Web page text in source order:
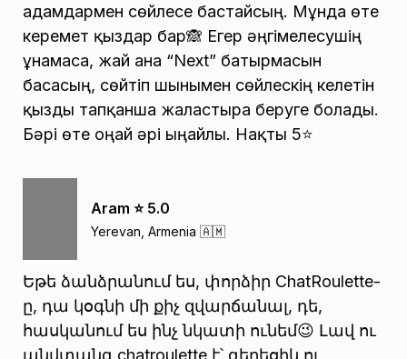
адамдармен сөйлесе бастайсың. Мұнда өте
керемет қыздар бар🙈 Егер әңгімелесушің
ұнамаса, жай ғана “Next” батырмасын
басасың, сөйтіп шынымен сөйлескің келетін
қызды тапқанша жалғастыра беруге болады.
Бәрі өте оңай әрі ыңғайлы. Нақты 5⭐️
Aram ⭐️ 5.0
Yerevan, Armenia 🇦🇲
Եթե ձանձրանում ես, փորձիր ChatRoulette-
ը, դա կօգնի մի քիչ զվարճանալ, դե,
հասկանում ես ինչ նկատի ունեմ😉 Լավ ու
անվտանգ chatroulette է՝ գեղեցիկ ու